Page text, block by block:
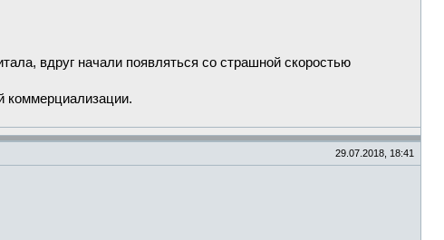
вдруг начали появляться со страшной скоростью
коммерциализации.
29.07.2018, 18:41